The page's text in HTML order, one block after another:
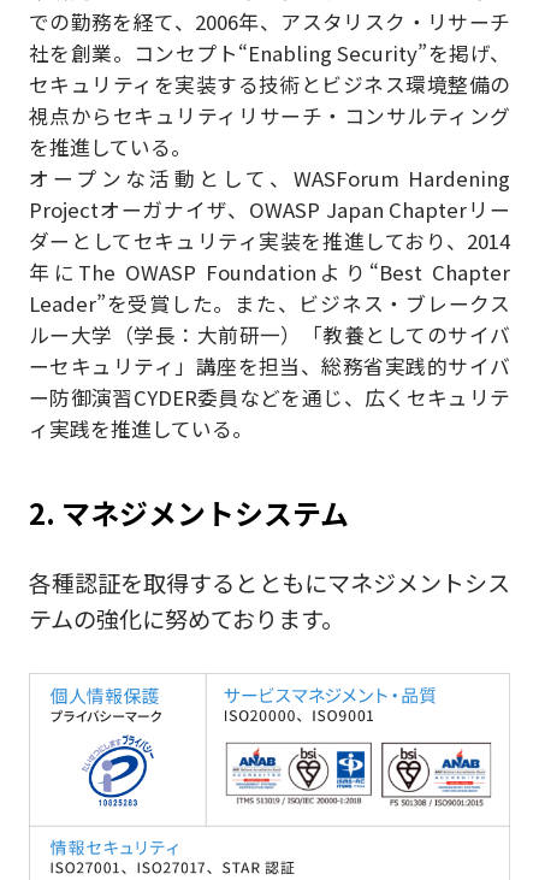
での勤務を経て、2006年、アスタリスク・リサーチ
社を創業。コンセプト“Enabling Security”を掲げ、
セキュリティを実装する技術とビジネス環境整備の
視点からセキュリティリサーチ・コンサルティング
を推進している。
オープンな活動として、WASForum Hardening
Projectオーガナイザ、OWASP Japan Chapterリー
ダーとしてセキュリティ実装を推進しており、2014
年にThe OWASP Foundationより“Best Chapter
Leader”を受賞した。また、ビジネス・ブレークス
ルー大学（学長：大前研一）「教養としてのサイバ
ーセキュリティ」講座を担当、総務省実践的サイバ
ー防御演習CYDER委員などを通じ、広くセキュリテ
ィ実践を推進している。
2. マネジメントシステム
各種認証を取得するとともにマネジメントシス
テムの強化に努めております。